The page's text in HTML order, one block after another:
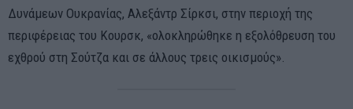
Δυνάμεων Ουκρανίας, Αλεξάντρ Σίρκσι, στην περιοχή της
περιφέρειας του Κουρσκ, «ολοκληρώθηκε η εξολόθρευση του
εχθρού στη Σούτζα και σε άλλους τρεις οικισμούς».